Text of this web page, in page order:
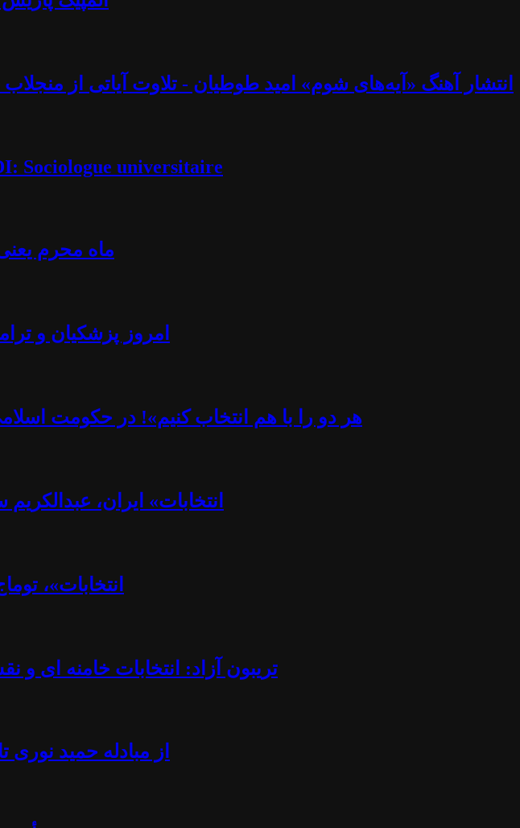
انتشار آهنگ «آیه‌های شوم» امید طوطیان - تلاوت آیاتی از منجلاب قرآن (۸۳) - خوب و بد استبداد پهلوی - آزاد فارسانی،
Sociologue universitaire
ماه محرم
امروز پزشکیان و
«هر دو را با هم انتخاب کنیم»! در حکومت
«انتخابات» ایران،
«انتخابات»،
تریبون آزاد: انتخابات خامنه ای
از مبادله حمید